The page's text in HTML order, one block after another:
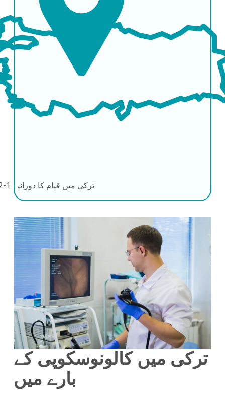
ترکی میں قیام کا دورانیہ 1-2 دن
ترکی میں کالونوسکوپی کے
بارے میں